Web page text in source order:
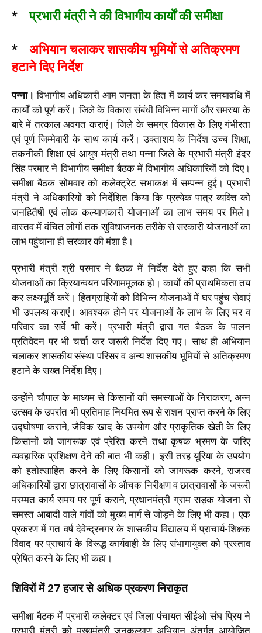
*प्रभारी मंत्री ने की विभागीय कार्यों की समीक्षा
* अभियान चलाकर शासकीय भूमियों से अतिक्रमण
हटाने दिए निर्देश
पन्ना। विभागीय अधिकारी आम जनता के हित में कार्य कर समयावधि में
कार्यों को पूर्ण करें। जिले के विकास संबंधी विभिन्न मागों और समस्या के
बारे में तत्काल अवगत कराएं। जिले के समग्र विकास के लिए गंभीरता
एवं पूर्ण जिम्मेवारी के साथ कार्य करें। उक्ताशय के निर्देश उच्च शिक्षा,
तकनीकी शिक्षा एवं आयुष मंत्री तथा पन्ना जिले के प्रभारी मंत्री इंदर
सिंह परमार ने विभागीय समीक्षा बैठक में विभागीय अधिकारियों को दिए।
समीक्षा बैठक सोमवार को कलेक्ट्रेट सभाकक्ष में सम्पन्न हुई। प्रभारी
मंत्री ने अधिकारियों को निर्देशित किया कि प्रत्येक पात्र व्यक्ति को
जनहितैषी एवं लोक कल्याणकारी योजनाओं का लाभ समय पर मिले।
वास्तव में वंचित लोगों तक सुविधाजनक तरीके से सरकारी योजनाओं का
लाभ पहुंचाना ही सरकार की मंशा है।
प्रभारी मंत्री श्री परमार ने बैठक में निर्देश देते हुए कहा कि सभी
योजनाओं का क्रियान्वयन परिणाममूलक हो। कार्यों की प्राथमिकता तय
कर लक्ष्यपूर्ति करें। हितग्राहियों को विभिन्न योजनाओं में घर पहुंच सेवाएं
भी उपलब्ध कराएं। आवश्यक होने पर योजनाओं के लाभ के लिए घर व
परिवार का सर्वे भी करें। प्रभारी मंत्री द्वारा गत बैठक के पालन
प्रतिवेदन पर भी चर्चा कर जरूरी निर्देश दिए गए। साथ ही अभियान
चलाकर शासकीय संस्था परिसर व अन्य शासकीय भूमियों से अतिक्रमण
हटाने के सख्त निर्देश दिए।
उन्होंने चौपाल के माध्यम से किसानों की समस्याओं के निराकरण, अन्न
उत्सव के उपरांत भी प्रतिमाह नियमित रूप से राशन प्राप्त करने के लिए
उद्घोषणा कराने, जैविक खाद के उपयोग और प्राकृतिक खेती के लिए
किसानों को जागरूक एवं प्रेरित करने तथा कृषक भ्रमण के जरिए
व्यवहारिक प्रशिक्षण देने की बात भी कही। इसी तरह यूरिया के उपयोग
को हतोत्साहित करने के लिए किसानों को जागरूक करने, राजस्व
अधिकारियों द्वारा छात्रावासों के औचक निरीक्षण व छात्रावासों के जरूरी
मरम्मत कार्य समय पर पूर्ण कराने, प्रधानमंत्री ग्राम सड़क योजना से
समस्त आबादी वाले गांवों को मुख्य मार्ग से जोड़ने के लिए भी कहा। एक
प्रकरण में गत वर्ष देवेन्द्रनगर के शासकीय विद्यालय में प्राचार्य-शिक्षक
विवाद पर प्राचार्य के विरूद्ध कार्यवाही के लिए संभागायुक्त को प्रस्ताव
प्रेषित करने के लिए भी कहा।
शिविरों में 27 हजार से अधिक प्रकरण निराकृत
समीक्षा बैठक में प्रभारी कलेक्टर एवं जिला पंचायत सीईओ संघ प्रिय ने